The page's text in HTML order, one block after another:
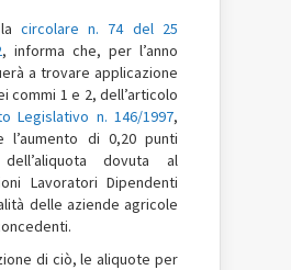
circolare n. 74 del 25
, informa che, per l’anno
a trovare applicazione
commi 1 e 2, dell’articolo
Legislativo n. 146/1997,
l’aumento di 0,20 punti
dovuta al
Lavoratori Dipendenti
delle aziende agricole
di ciò, le aliquote per